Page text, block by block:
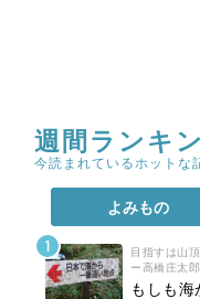
週間ランキ
今読まれているホットな
よみもの
目指すは山
ー高橋庄太
もしも海